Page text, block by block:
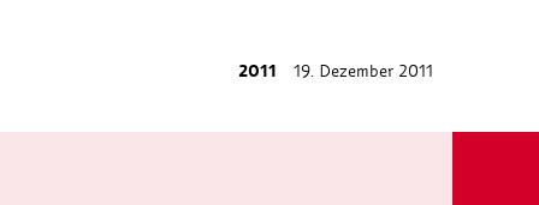
2011 19. Dezember 2011